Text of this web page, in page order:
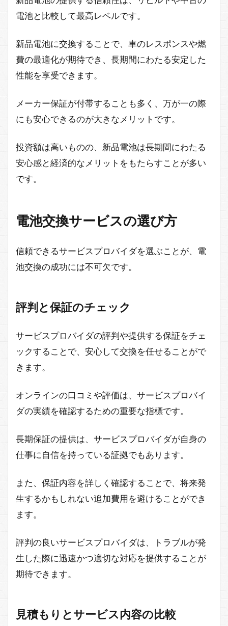
電池と比較して最高レベルです。
新品電池に交換することで、車のレスポンスや燃
費の最適化が期待でき、長期間にわたる安定した
性能を享受できます。
メーカー保証が付帯することも多く、万が一の際
にも安心できるのが大きなメリットです。
投資額は高いものの、新品電池は長期間にわたる
安心感と経済的なメリットをもたらすことが多い
です。
電池交換サービスの選び方
信頼できるサービスプロバイダを選ぶことが、電
池交換の成功には不可欠です。
評判と保証のチェック
サービスプロバイダの評判や提供する保証をチェ
ックすることで、安心して交換を任せることがで
きます。
オンラインの口コミや評価は、サービスプロバイ
ダの実績を確認するための重要な指標です。
長期保証の提供は、サービスプロバイダが自身の
仕事に自信を持っている証拠でもあります。
また、保証内容を詳しく確認することで、将来発
生するかもしれない追加費用を避けることができ
ます。
評判の良いサービスプロバイダは、トラブルが発
生した際に迅速かつ適切な対応を提供することが
期待できます。
見積もりとサービス内容の比較